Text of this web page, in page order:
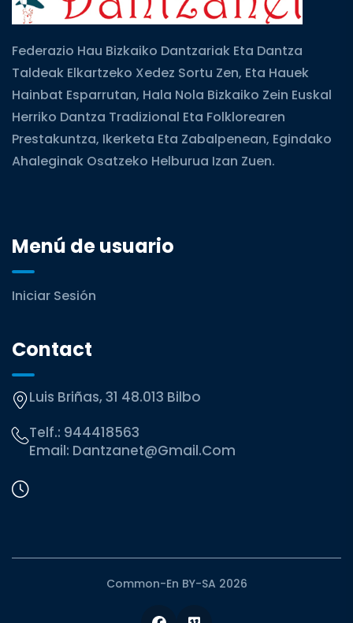
Federazio Hau Bizkaiko Dantzariak Eta Dantza
Taldeak Elkartzeko Xedez Sortu Zen, Eta Hauek
Hainbat Esparrutan, Hala Nola Bizkaiko Zein Euskal
Herriko Dantza Tradizional Eta Folklorearen
Prestakuntza, Ikerketa Eta Zabalpenean, Egindako
Ahaleginak Osatzeko Helburua Izan Zuen.
Menú de usuario
Iniciar Sesión
Contact
Luis Briñas, 31 48.013 Bilbo
Telf.: 944418563
Email: Dantzanet@gmail.com
Common-En BY-SA 2026